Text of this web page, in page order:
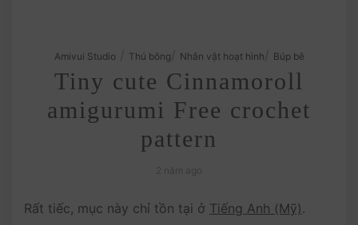
Amivui Studio Thú bông Nhân vật hoạt hình Búp bê
Tiny cute Cinnamoroll
amigurumi Free crochet
pattern
Rất tiếc, mục này chỉ tồn tại ở Tiếng Anh (Mỹ) .